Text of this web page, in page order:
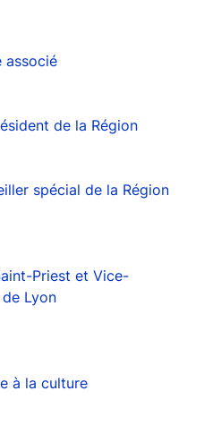
associé
de la Région
spécial de la Région
Priest et Vice-
Lyon
à la culture